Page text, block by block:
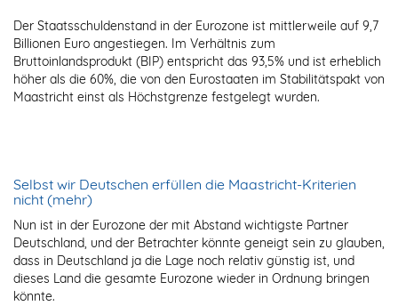
Der Staatsschuldenstand in der Eurozone ist mittlerweile auf 9,7
Billionen Euro angestiegen. Im Verhältnis zum
Bruttoinlandsprodukt (BIP) entspricht das 93,5% und ist erheblich
höher als die 60%, die von den Eurostaaten im Stabilitätspakt von
Maastricht einst als Höchstgrenze festgelegt wurden.
Selbst wir Deutschen erfüllen die Maastricht-Kriterien
nicht (mehr)
Nun ist in der Eurozone der mit Abstand wichtigste Partner
Deutschland, und der Betrachter könnte geneigt sein zu glauben,
dass in Deutschland ja die Lage noch relativ günstig ist, und
dieses Land die gesamte Eurozone wieder in Ordnung bringen
könnte.